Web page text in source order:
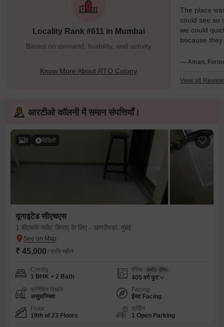
Locality Rank #611 in Mumbai
Based on demand, livability, and activity
Know More About RTO Colony
The place
could see so
we could
because
because of
like an open
— Aman,
View all
आरटीओ कॉलनी में समान संपत्तियाँ।
8 विडियो
यूनाइटेड सीएचएस
1 बीएचके फ्लैट किराए के लिए - आगरीपडा, मुंबई
₹ 45,000 / प्रति महीने
Config
1 BHK + 2 Bath
एरिया कार्पेट एरिया
405 वर्ग फुट
फर्निशिंग स्थिति
असुसज्जित
Facing
ईस्ट Facing
Floor
19th of 23 Floors
पार्किंग
1 Open Parking